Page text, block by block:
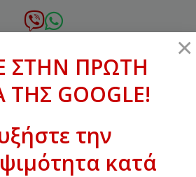
ΠΡΩΤΗ ΣΕΛΙΔΑ ΤΗΣ
×
ΣΤΗΝ ΠΡΩΤΗ
ΤΗΣ GOOGLE!
την
κατά